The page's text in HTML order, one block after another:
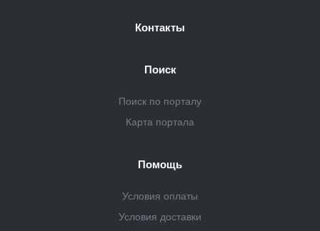
Контакты
Поиск
Поиск по порталу
Карта портала
Помощь
Условия оплаты
Условия доставки